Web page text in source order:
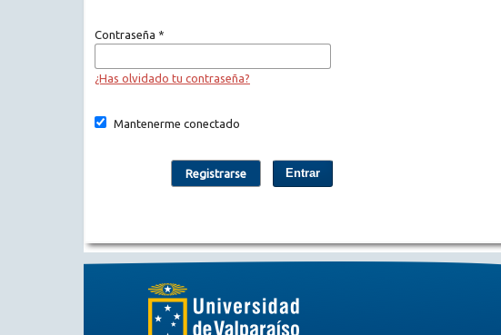
Contraseña *
¿Has olvidado tu contraseña?
Mantenerme conectado
Entrar
Registrarse